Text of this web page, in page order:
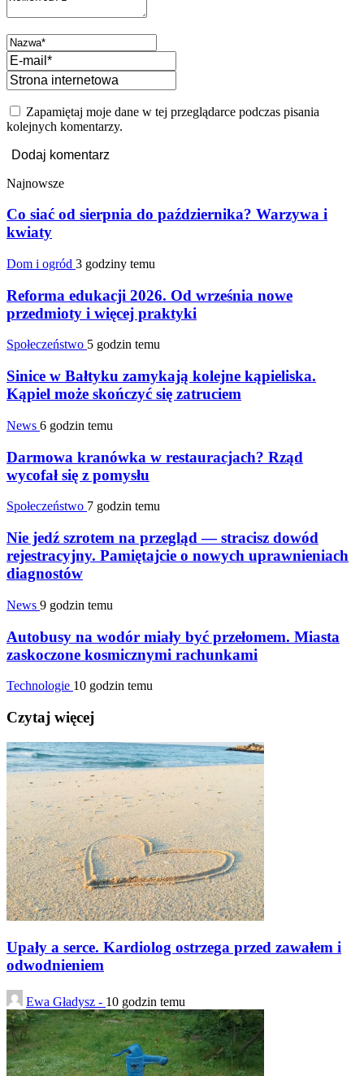
Zapamiętaj moje dane w tej przeglądarce podczas pisania
kolejnych komentarzy.
Najnowsze
Co siać od sierpnia do października? Warzywa i
kwiaty
Dom i ogród 3 godziny temu
Reforma edukacji 2026. Od września nowe
przedmioty i więcej praktyki
Społeczeństwo 5 godzin temu
Sinice w Bałtyku zamykają kolejne kąpieliska.
Kąpiel może skończyć się zatruciem
News 6 godzin temu
Darmowa kranówka w restauracjach? Rząd
wycofał się z pomysłu
Społeczeństwo 7 godzin temu
Nie jedź szrotem na przegląd — stracisz dowód
rejestracyjny. Pamiętajcie o nowych uprawnieniach
diagnostów
News 9 godzin temu
Autobusy na wodór miały być przełomem. Miasta
zaskoczone kosmicznymi rachunkami
Technologie 10 godzin temu
Czytaj więcej
Upały a serce. Kardiolog ostrzega przed zawałem i
odwodnieniem
Ewa Gładysz - 10 godzin temu